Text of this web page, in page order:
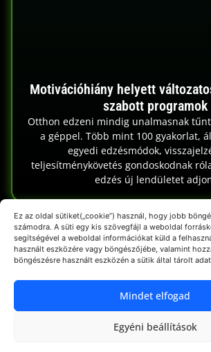
Ez az oldal sütiket(„cookie”) használ, hogy jobb
számodra. A süti egy kis szövegfájl a weboldal
segítségével a weboldal információkat küld a
használt eszközére vagy böngészőjébe, valamint
böngészésre használt eszközén a sütik által tárolt
Mindet elfogad
Egyéni beállítások
Motivációhiány helyett
szabott programok
Otthon edzeni mindig unalmasnak
a géppel. Több mint 100 gyakorlat,
egyedi edzésmódok,
teljesítménykövetés gondoskodnak
edzés új lendületet